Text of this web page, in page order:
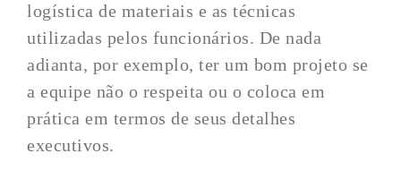
logística de materiais e as técnicas
utilizadas pelos funcionários. De nada
adianta, por exemplo, ter um bom projeto se
a equipe não o respeita ou o coloca em
prática em termos de seus detalhes
executivos.